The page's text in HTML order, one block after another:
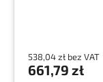
538,04 zł bez VAT
661,79 zł